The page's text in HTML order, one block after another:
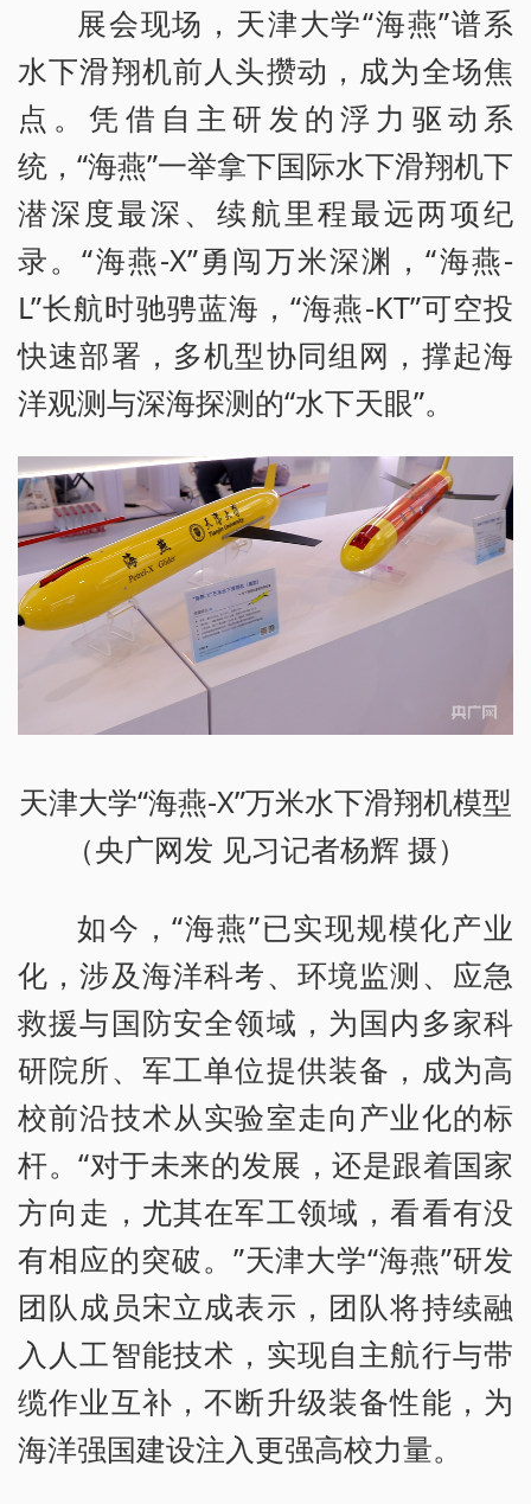
展会现场，天津大学“海燕”谱系
水下滑翔机前人头攒动，成为全场焦
点。凭借自主研发的浮力驱动系
统，“海燕”一举拿下国际水下滑翔机下
潜深度最深、续航里程最远两项纪
录。“海燕-X”勇闯万米深渊，“海燕-
L”长航时驰骋蓝海，“海燕-KT”可空投
快速部署，多机型协同组网，撑起海
洋观测与深海探测的“水下天眼”。
天津大学“海燕-X”万米水下滑翔机模型
（央广网发 见习记者杨辉 摄）
如今，“海燕”已实现规模化产业
化，涉及海洋科考、环境监测、应急
救援与国防安全领域，为国内多家科
研院所、军工单位提供装备，成为高
校前沿技术从实验室走向产业化的标
杆。“对于未来的发展，还是跟着国家
方向走，尤其在军工领域，看看有没
有相应的突破。”天津大学“海燕”研发
团队成员宋立成表示，团队将持续融
入人工智能技术，实现自主航行与带
缆作业互补，不断升级装备性能，为
海洋强国建设注入更强高校力量。